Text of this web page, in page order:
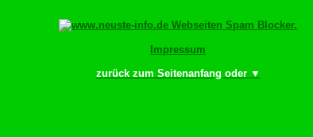
Impressum
zurück zum Seitenanfang oder ▼